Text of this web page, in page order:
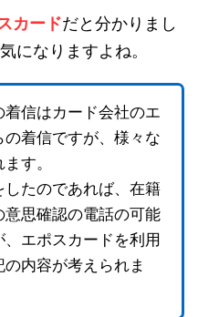
カードだと分かりまし
になりますよね。
着信はカード会社のエ
着信ですが、様々な
す。
したのであれば、在籍
意思確認の電話の可能
エポスカードを利用
内容が考えられま